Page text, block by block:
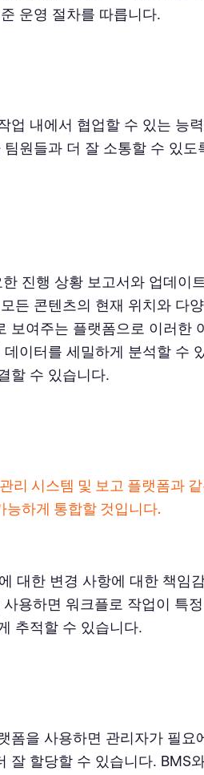
운영 절차를 따릅니다.
업 내에서 협업할 수 있는 능
원들과 더 잘 소통할 수 있도
진행 상황 보고서와 업데이
든 콘텐츠의 현재 위치와 다
보여주는 플랫폼으로 이러한
이터를 세밀하게 분석할 수
할 수 있습니다.
리 시스템 및 보고 플랫폼과
능하게 통합할 것입니다.
대한 변경 사항에 대한 책임
용하면 워크플로 작업이 특
추적할 수 있습니다.
폼을 사용하면 관리자가 필요
잘 할당할 수 있습니다. BMS